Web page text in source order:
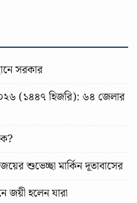
সরকার
(১৪৪৭ হিজরি): ৬৪ জেলার
শুভেচ্ছা মার্কিন দূতাবাসের
জয়ী হলেন যারা